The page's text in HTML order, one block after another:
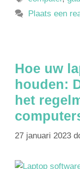
Plaats een
Hoe uw
houden:
het
27 januari 2023